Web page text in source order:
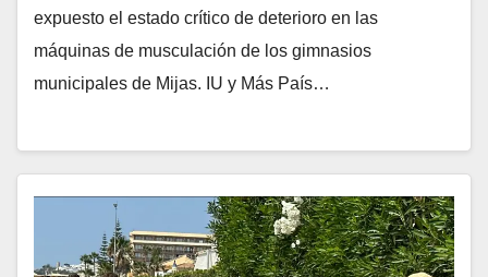
expuesto el estado crítico de deterioro en las
máquinas de musculación de los gimnasios
municipales de Mijas. IU y Más País…